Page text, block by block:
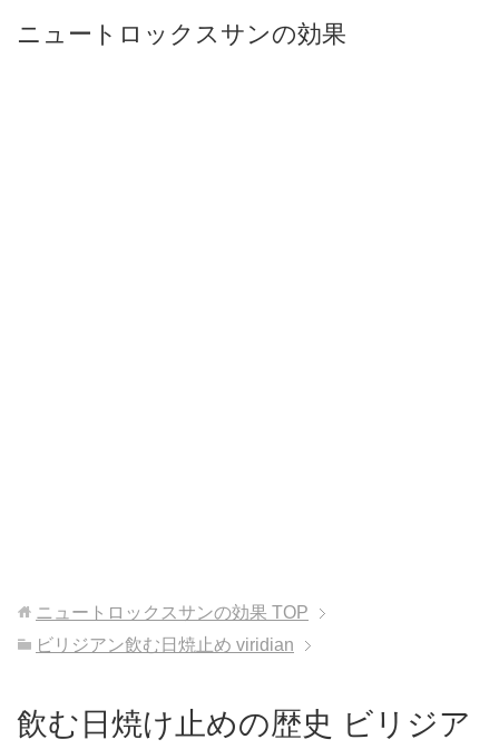
ニュートロックスサンの効果
ニュートロックスサンの効果 TOP
ビリジアン飲む日焼止め viridian
飲む日焼け止めの歴史 ビリジア